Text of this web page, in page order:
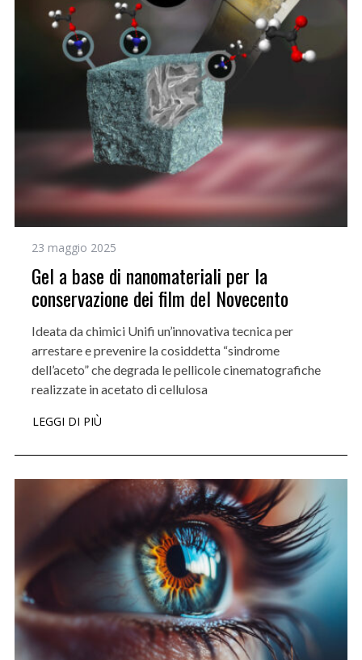
23 maggio 2025
Gel a base di nanomateriali per la
conservazione dei film del Novecento
Ideata da chimici Unifi un’innovativa tecnica per
arrestare e prevenire la cosiddetta “sindrome
dell’aceto” che degrada le pellicole cinematografiche
realizzate in acetato di cellulosa
LEGGI DI PIÙ